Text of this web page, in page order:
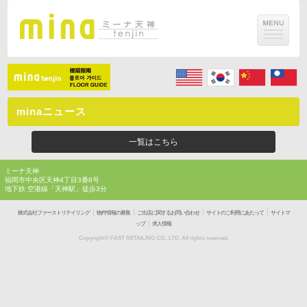
minaニュース
一覧はこちら
ミーナ天神
福岡市中央区天神4丁目3番8号
地下鉄 空港線「天神駅」徒歩3分
株式会社ファーストリテイリング｜ 物件情報の募集｜ ご出店に関するお問い合わせ｜ サイトのご利用にあたって｜
サイトマ
ップ｜ 求人情報
Copyright© FAST RETAILING CO., LTD. All rights reserved.